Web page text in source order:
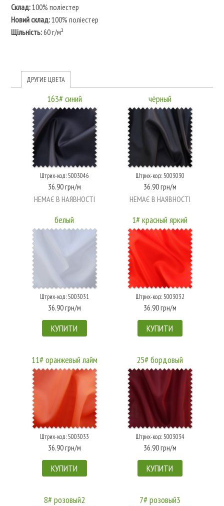
Склад:100% поліестер
Новий склад:100% поліестер
Щільність:60 г/м²
ДРУГИЕ ЦВЕТА
163# синий
Штрих-код: 5003046
36.90 грн/м
НЕМАЄ В НАЯВНОСТІ
чёрный
Штрих-код: 5003030
36.90 грн/м
НЕМАЄ В НАЯВНОСТІ
белый
Штрих-код: 5003031
36.90 грн/м
КУПИТИ
1# красный яркий
Штрих-код: 5003032
36.90 грн/м
КУПИТИ
11# оранжевый лайм
Штрих-код: 5003033
36.90 грн/м
КУПИТИ
25# бордовый
Штрих-код: 5003034
36.90 грн/м
КУПИТИ
8# розовый2 7# розовый3